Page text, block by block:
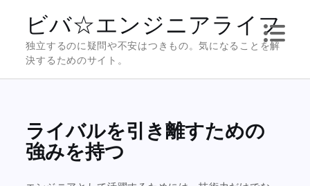
content
ビバ☆エンジニアライフ
独立するのに疑問や不安はつきもの。気になることを解
決するためのサイト。
ライバルを引き離すための
強みを持つ